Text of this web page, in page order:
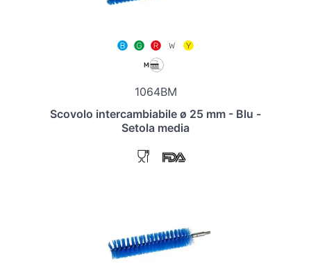
1064BM
Scovolo intercambiabile ø 25 mm - Blu -
Setola media